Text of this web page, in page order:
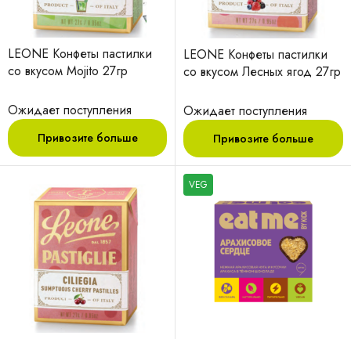
LEONE Конфеты пастилки
со вкусом Мojito 27гр
Ожидает поступления
Привозите больше
LEONE Конфеты пастилки
со вкусом Лесных ягод 27гр
Ожидает поступления
Привозите больше
VEG